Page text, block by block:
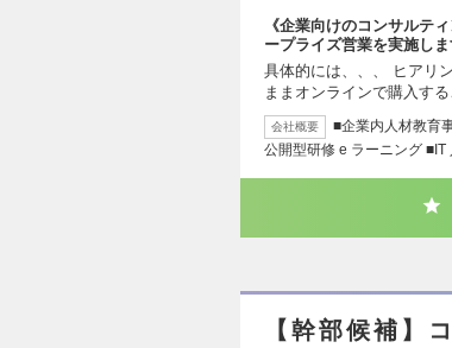
《企業向けのコンサルテ
ープライズ営業を実施し
具体的には、、、 ヒアリ
ままオンラインで購入す
会社概要
■企業内人材教育
公開型研修 e ラーニング
【幹部候補】